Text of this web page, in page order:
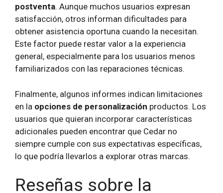
postventa. Aunque muchos usuarios expresan
satisfacción, otros informan dificultades para
obtener asistencia oportuna cuando la necesitan.
Este factor puede restar valor a la experiencia
general, especialmente para los usuarios menos
familiarizados con las reparaciones técnicas.
Finalmente, algunos informes indican limitaciones
en la opciones de personalización productos. Los
usuarios que quieran incorporar características
adicionales pueden encontrar que Cedar no
siempre cumple con sus expectativas específicas,
lo que podría llevarlos a explorar otras marcas.
Reseñas sobre la